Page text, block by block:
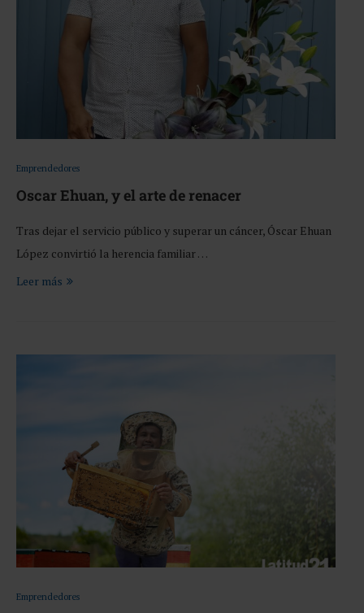
Emprendedores
Oscar Ehuan, y el arte de renacer
Tras dejar el servicio público y superar un cáncer, Óscar Ehuan
López convirtió la herencia familiar …
Leer más
Emprendedores